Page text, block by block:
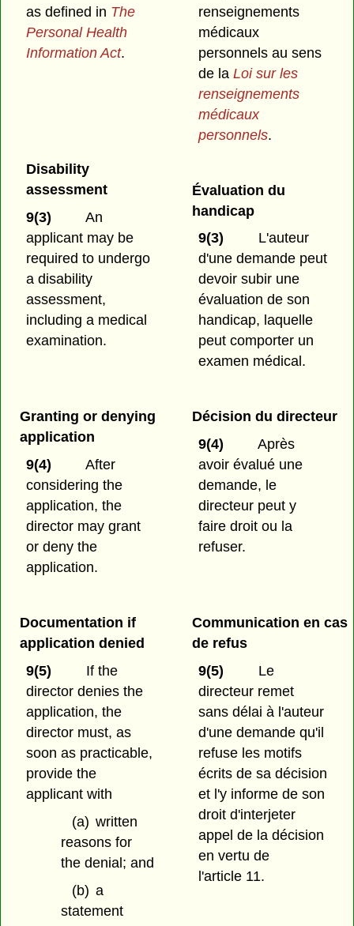
as defined in The
Personal Health
Information Act.
renseignements
médicaux
personnels au sens
de laLoi sur les
renseignements
médicaux
personnels.
Disability
assessment
9(3)
An
applicant may be
required to undergo
a disability
assessment,
including a medical
examination.
Évaluation du
handicap
9(3)
L'auteur
d'une demande peut
devoir subir une
évaluation de son
handicap, laquelle
peut comporter un
examen médical.
Granting or denying
application
9(4)
After
considering the
application, the
director may grant
or deny the
application.
Décision du directeur
9(4)
Après
avoir évalué une
demande, le
directeur peut y
faire droit ou la
refuser.
Documentation if
application denied
9(5)
If the
director denies the
application, the
director must, as
soon as practicable,
provide the
applicant with
(a) written
reasons for
the denial; and
(b) a
statement
Communication en cas
de refus
9(5)
Le
directeur remet
sans délai à l'auteur
d'une demande qu'il
refuse les motifs
écrits de sa décision
et l'y informe de son
droit d'interjeter
appel de la décision
en vertu de
l'article 11.